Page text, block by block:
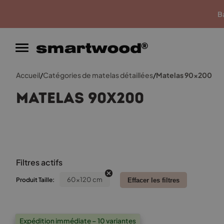
Accueil/Catégories de matelas détaillées/Matelas 90x200
Matelas 90x200
Filtres actifs
Produit Taille: 60x120 cm Effacer les filtres
Expédition immédiate – 10 variantes